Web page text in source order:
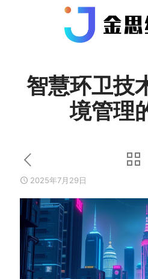
智慧环卫技
境管理
2025年7月29日